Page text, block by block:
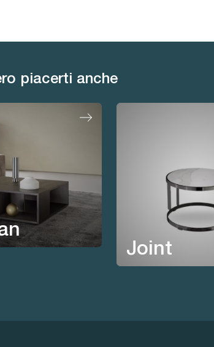
piacerti anche
Joint